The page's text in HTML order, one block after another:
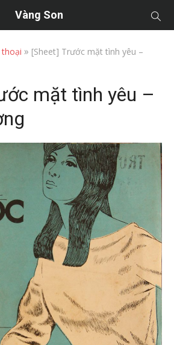
Vàng Son
thoại » [Sheet] Trước mặt tình yêu –
mặt tình yêu –